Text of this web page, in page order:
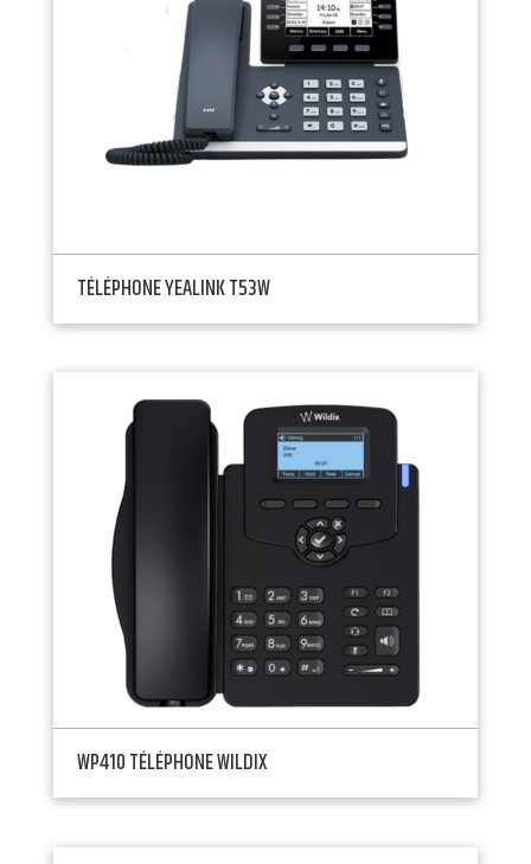
TÉLÉPHONE YEALINK T53W
WP410 TÉLÉPHONE WILDIX